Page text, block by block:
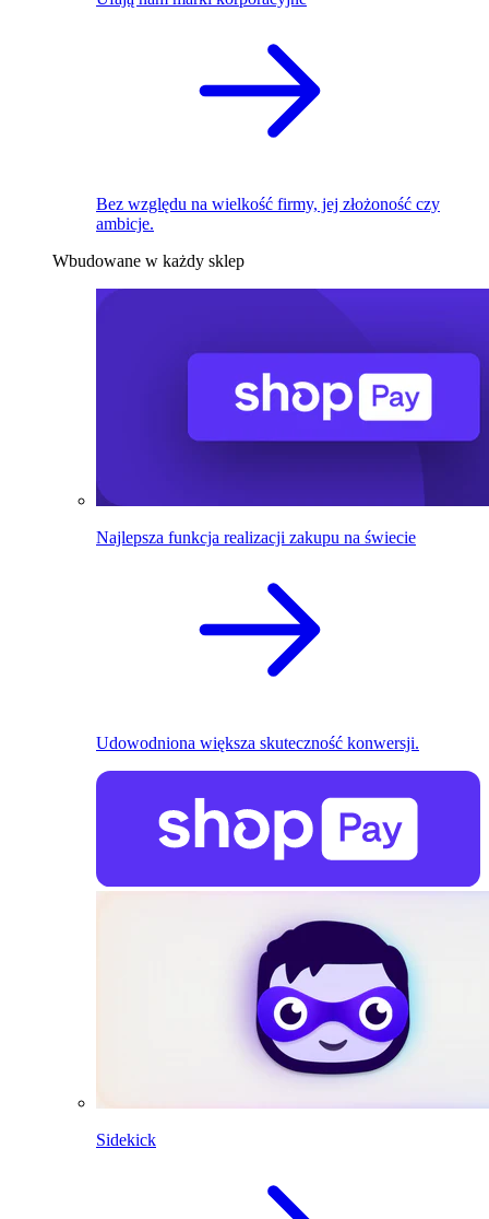
Bez względu na wielkość firmy, jej złożoność czy
ambicje.
Wbudowane w każdy sklep
Najlepsza funkcja realizacji zakupu na świecie
Udowodniona większa skuteczność konwersji.
Sidekick